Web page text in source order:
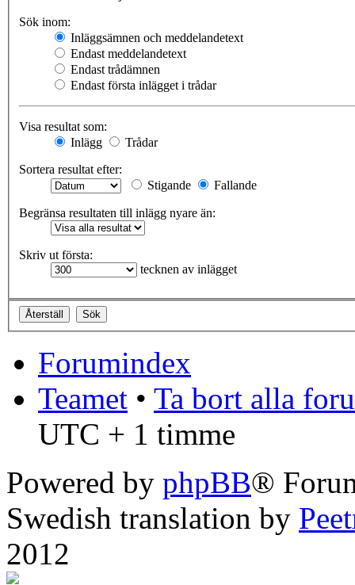
Sök inom:
Inläggsämnen och meddelandetext
Endast meddelandetext
Endast trådämnen
Endast första inlägget i trådar
Visa resultat som:
Inlägg
Trådar
Sortera resultat efter:
Stigande
Fallande
Begränsa resultaten till inlägg nyare än:
Skriv ut första:
tecknen av inlägget
Forumindex
Teamet • Ta bort alla
UTC + 1 timme
Powered by phpBB®
Swedish translation by
2012